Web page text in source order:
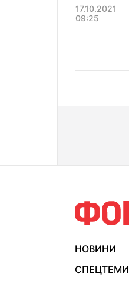
17.10.2021
09:25
НОВИНИ
СПЕЦТЕМИ